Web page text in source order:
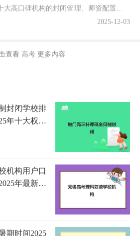
高口碑机构的封闭管理、师资配置有什
三家长焦急地问我。作为深耕嘉兴...
2025-12-03
查看 高考 更多内容
封闭学校排
年十大权威
机构用户口
年最新排
期时间2025